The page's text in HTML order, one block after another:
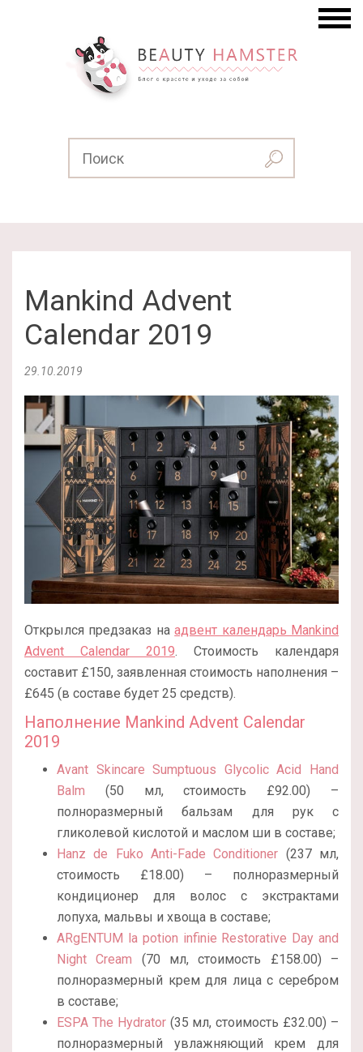
Mankind Advent
Calendar 2019
29.10.2019
Открылся предзаказ наадвент календарь Mankind
Advent Calendar 2019. Стоимость календаря
составит £150, заявленная стоимость наполнения –
£645 (в составе будет 25 средств).
Наполнение Mankind Advent Calendar
2019
Avant Skincare Sumptuous Glycolic Acid Hand
Balm (50 мл, стоимость £92.00) –
полноразмерный бальзам для рук с
гликолевой кислотой и маслом ши в составе;
Hanz de Fuko Anti-Fade Conditioner (237 мл,
стоимость £18.00) – полноразмерный
кондиционер для волос с экстрактами
лопуха, мальвы и хвоща в составе;
ARgENTUM la potion infinie Restorative Day and
Night Cream (70 мл, стоимость £158.00) –
полноразмерный крем для лица с серебром
в составе;
ESPA The Hydrator(35 мл, стоимость £32.00) –
полноразмерный увлажняющий крем для